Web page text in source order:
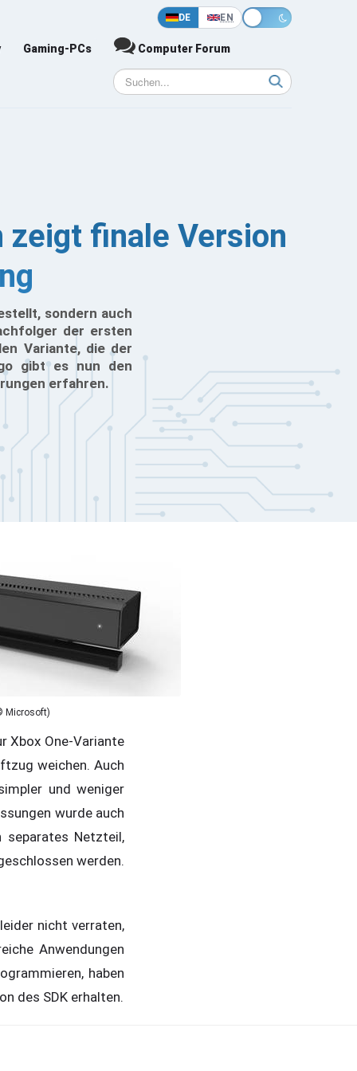
DE EN
Gaming-PCs Computer Forum
finale Version
sondern auch
der ersten
Variante, die der
gibt es nun den
erfahren.
Microsoft)
Xbox One-Variante
weichen. Auch
und weniger
wurde auch
separates Netzteil,
werden.
nicht verraten,
Anwendungen
haben
des SDK erhalten.